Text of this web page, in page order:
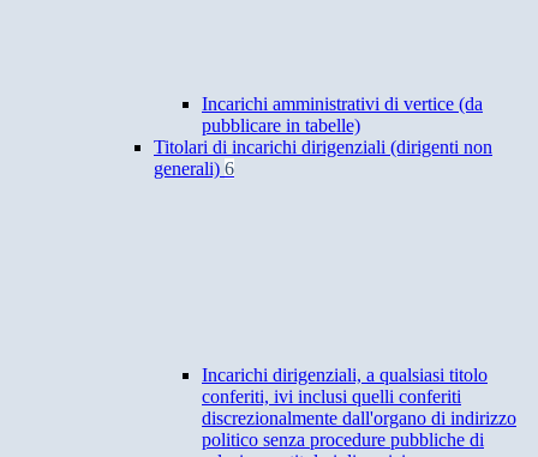
Incarichi amministrativi di vertice (da
pubblicare in tabelle)
Titolari di incarichi dirigenziali (dirigenti non
generali) 6
Incarichi dirigenziali, a qualsiasi titolo
conferiti, ivi inclusi quelli conferiti
discrezionalmente dall'organo di indirizzo
politico senza procedure pubbliche di